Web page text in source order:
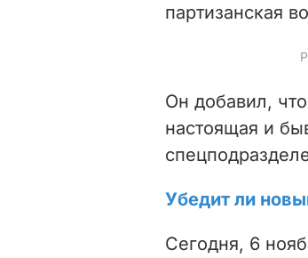
партизанская
Он добавил,
настоящая и
Убедит ли
Сегодня, 6